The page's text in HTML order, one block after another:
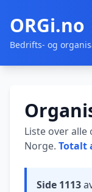
ORGi.no
Bedrifts- og
Liste over
Norge. Totalt
Side 1113